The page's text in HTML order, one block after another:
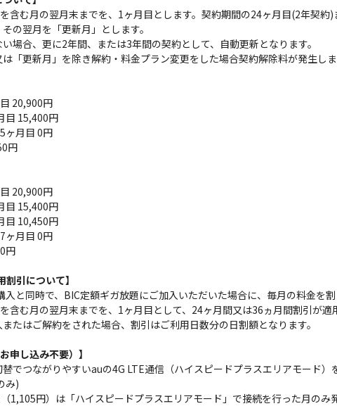
含む月の翌月末までを、1ヶ月目とします。契約期間の24ヶ月目(2年契約
の翌月を「更新月」とします。
場合、更に2年間、または3年間の契約として、自動更新となります。
は「更新月」を除き解約・料金プラン変更をした場合契約解除料が発生しま
20,900円
目 15,400円
ヶ月目 0円
円
20,900円
目 15,400円
目 10,450円
ヶ月目 0円
円
割引について】
入と同時で、BIC定額ギガ放題にご加入いただいた場合に、毎月の料金を割
含む月の翌月末までを、1ヶ月目として、24ヶ月間又は36ヵ月間割引が適
たはご解約をされた場合、割引はご利用日数分の日割額となります。
申し込み不要）】
でつながりやすいauの4G LTE通信（ハイスピードプラスエリアモード）
み)
1,105円）は「ハイスピードプラスエリアモード」で接続を行った月のみ